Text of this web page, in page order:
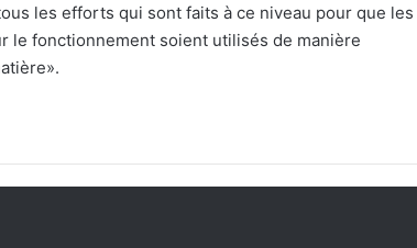
les efforts qui sont faits à ce niveau pour que les
le fonctionnement soient utilisés de manière